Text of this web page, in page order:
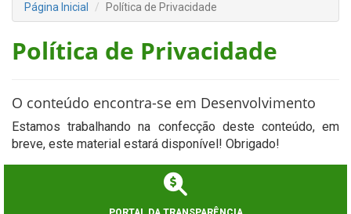
Página Inicial Política de Privacidade
Política de Privacidade
O conteúdo encontra-se em Desenvolvimento
Estamos trabalhando na confecção deste conteúdo, em
breve, este material estará disponível! Obrigado!